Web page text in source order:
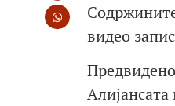
видео